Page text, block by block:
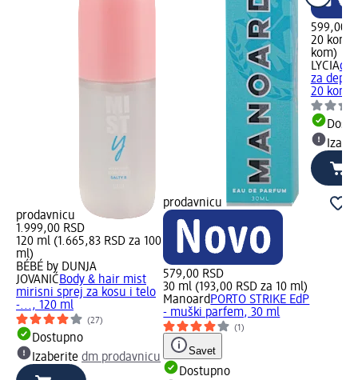
prodavnicu
1.999,00 RSD
120 ml (1.665,83 RSD za 100
ml)
BÉBÉ by DUNJA
JOVANIĆBody & hair mist
mirisni sprej za kosu i telo
-..., 120 ml
(27)
Dostupno
Izaberite dm prodavnicu
prodavnicu
579,00 RSD
30 ml (193,00 RSD za 10 ml)
ManoardPORTO STRIKE EdP
- muški parfem, 30 ml
(1)
Savet
Dostupno
599,00
20 kom
kom)
LYCIA
za
20 kom